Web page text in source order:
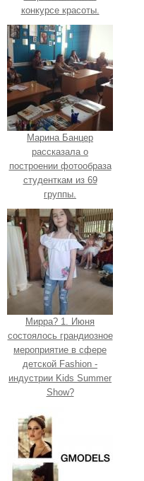
конкурсе красоты.
Марина Банцер
рассказала о
построении фотообраза
студенткам из 69
группы.
Мирра? 1. Июня
состоялось грандиозное
мероприятие в сфере
детской Fashion -
индустрии Kids Summer
Show?